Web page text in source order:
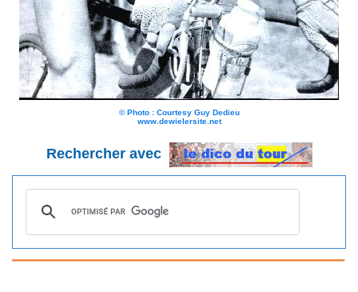
© Photo : Courtesy Guy Dedieu
www.dewielersite.net
Rechercher avec